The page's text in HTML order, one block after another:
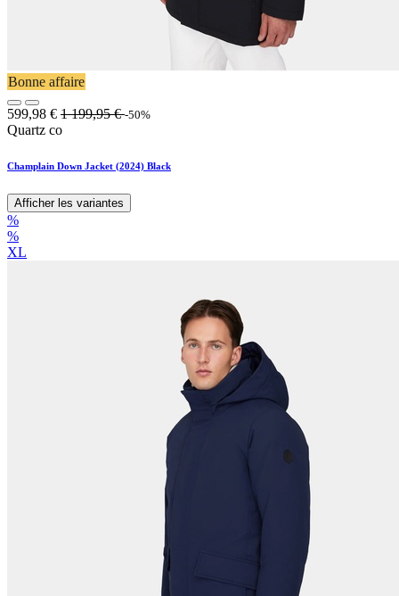
Bonne affaire
599,98 € 1 199,95€ -50%
Quartz co
Champlain Down Jacket (2024) Black
Afficher les variantes
%
%
XL